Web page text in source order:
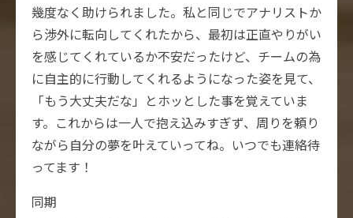
幾度なく助けられました。私と同じでアナリストか
ら渉外に転向してくれたから、最初は正直やりがい
を感じてくれているか不安だったけど、チームの為
に自主的に行動してくれるようになった姿を見て、
「もう大丈夫だな」とホッとした事を覚えていま
す。これからは一人で抱え込みすぎず、周りを頼り
ながら自分の夢を叶えていってね。いつでも連絡待
ってます！
同期